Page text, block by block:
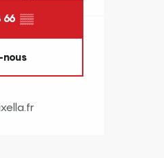
66 ▒▒
nous